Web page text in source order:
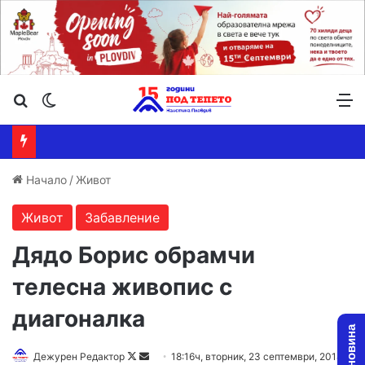
Търсене ...
Начало / Живот
Живот Забавление
Дядо Борис обрамчи
телесна живопис с
диагоналка
Дежурен Редактор
F
18:16ч, вторник, 23 септември, 2014